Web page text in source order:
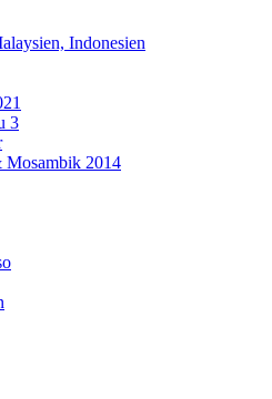
Indonesien
3
Mosambik 2014